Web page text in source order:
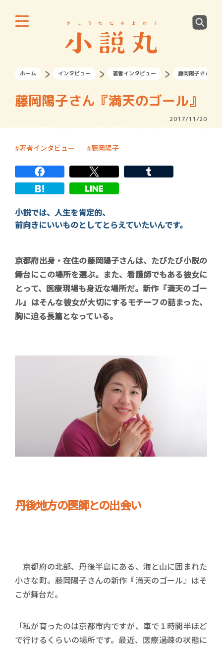
ホーム インタビュー 著者インタビュー 藤岡陽子さん『
藤岡陽子さん『満天のゴール』
2017/11/20
著者インタビュー 藤岡陽子
小説では、人生を肯定的、
前向きにいいものとしてとらえていたいんです。
京都府出身・在住の藤岡陽子さんは、たびたび小説の
舞台にこの場所を選ぶ。また、看護師でもある彼女に
とって、医療現場も身近な場所だ。新作『満天のゴー
ル』はそんな彼女が大切にするモチーフの詰まった、
胸に迫る長篇となっている。
丹後地方の医師との出会い
京都府の北部、丹後半島にある、海と山に囲まれた
小さな町。藤岡陽子さんの新作『満天のゴール』はそ
こが舞台だ。
「私が育ったのは京都市内ですが、車で１時間半ほど
で行けるくらいの場所です。最近、医療過疎の状態に